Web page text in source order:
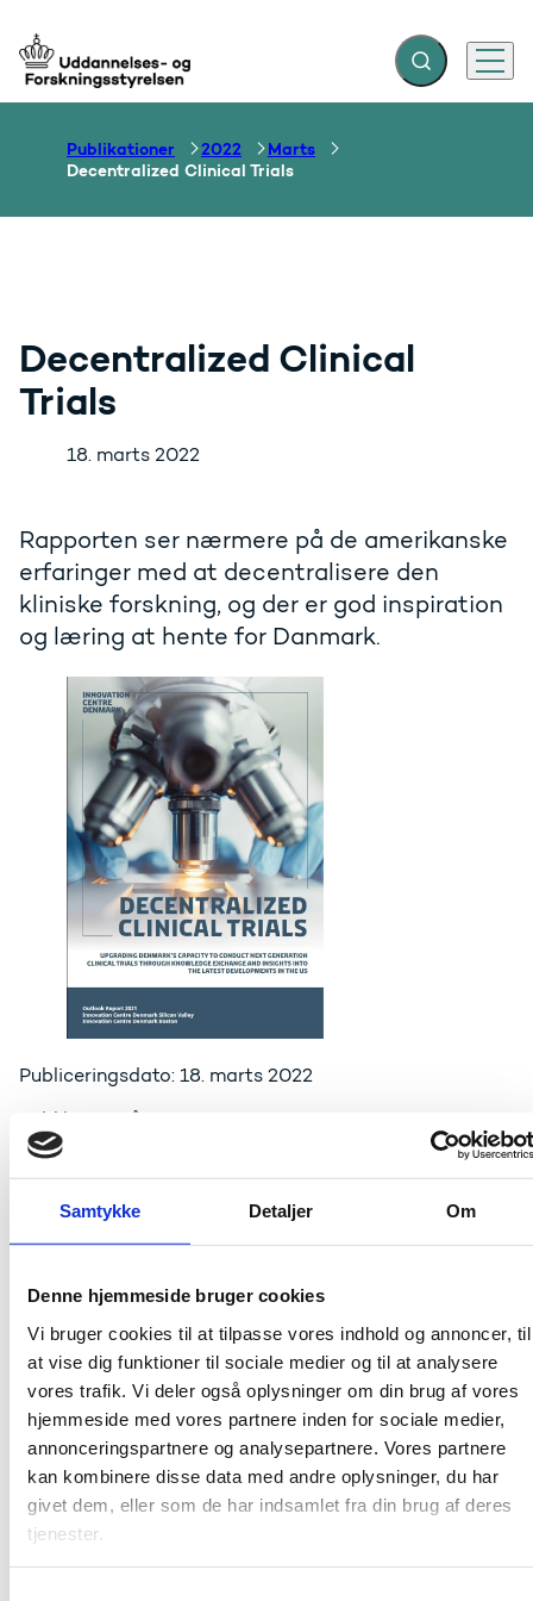
Samtykke Detaljer Om
Denne hjemmeside bruger cookies
Vi bruger cookies til at tilpasse vores indhold og annoncer, til
at vise dig funktioner til sociale medier og til at analysere
vores trafik. Vi deler også oplysninger om din brug af vores
hjemmeside med vores partnere inden for sociale medier,
annonceringspartnere og analysepartnere. Vores partnere
kan kombinere disse data med andre oplysninger, du har
givet dem, eller som de har indsamlet fra din brug af deres
tjenester.
Gå til forsiden Fold søgefelt ud
Menu
Publikationer 2022
Marts
Decentralized Clinical Trials
Decentralized Clinical
Trials
18. marts 2022
Rapporten ser nærmere på de amerikanske
erfaringer med at decentralisere den
kliniske forskning, og der er god inspiration
og læring at hente for Danmark.
Publiceringsdato: 18. marts 2022
Publikationsår: 2022
Sideantal: 51
Nye teknologier åbner op for, at hele eller dele af
patienten. Den digitaliserede decentrale tilgang til
klinisk forskning giver forskerne nye muligheder for at
designe helt nye typer af kliniske forsøg, hvor effekten
af nye behandlinger måles på nye måder. Herigennem
kan decentrale kliniske forsøg også være med til at
understøtte fremskridt i sundhedsforskningen og vores
viden om sygdomme.
Rapporten præsenterer nogle af de erfaringer,
amerikanske aktører har gjort sig med at
decentralisere kliniske forsøg og ser nærmere på den
seneste udvikling inden for området.